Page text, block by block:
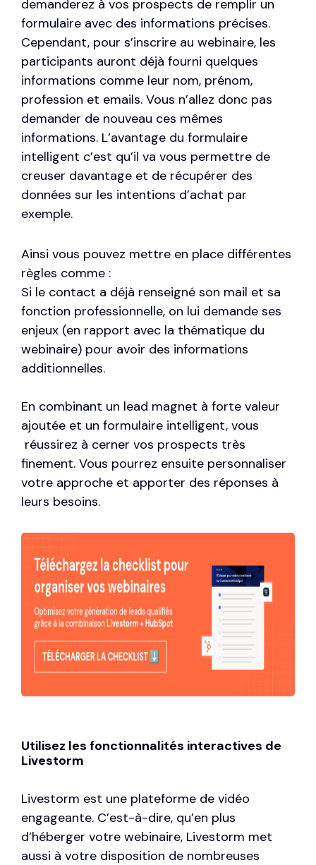
demanderez à vos prospects de remplir un
formulaire avec des informations précises.
Cependant, pour s’inscrire au webinaire, les
participants auront déjà fourni quelques
informations comme leur nom, prénom,
profession et emails. Vous n’allez donc pas
demander de nouveau ces mêmes
informations. L’avantage du formulaire
intelligent c’est qu’il va vous permettre de
creuser davantage et de récupérer des
données sur les intentions d’achat par
exemple.
Ainsi vous pouvez mettre en place différentes
règles comme :
Si le contact a déjà renseigné son mail et sa
fonction professionnelle, on lui demande ses
enjeux (en rapport avec la thématique du
webinaire) pour avoir des informations
additionnelles.
En combinant un lead magnet à forte valeur
ajoutée et un formulaire intelligent, vous
réussirez à cerner vos prospects très
finement. Vous pourrez ensuite personnaliser
votre approche et apporter des réponses à
leurs besoins.
Utilisez les fonctionnalités interactives de
Livestorm
Livestorm est une plateforme de vidéo
engageante. C’est-à-dire, qu’en plus
d’héberger votre webinaire, Livestorm met
aussi à votre disposition de nombreuses